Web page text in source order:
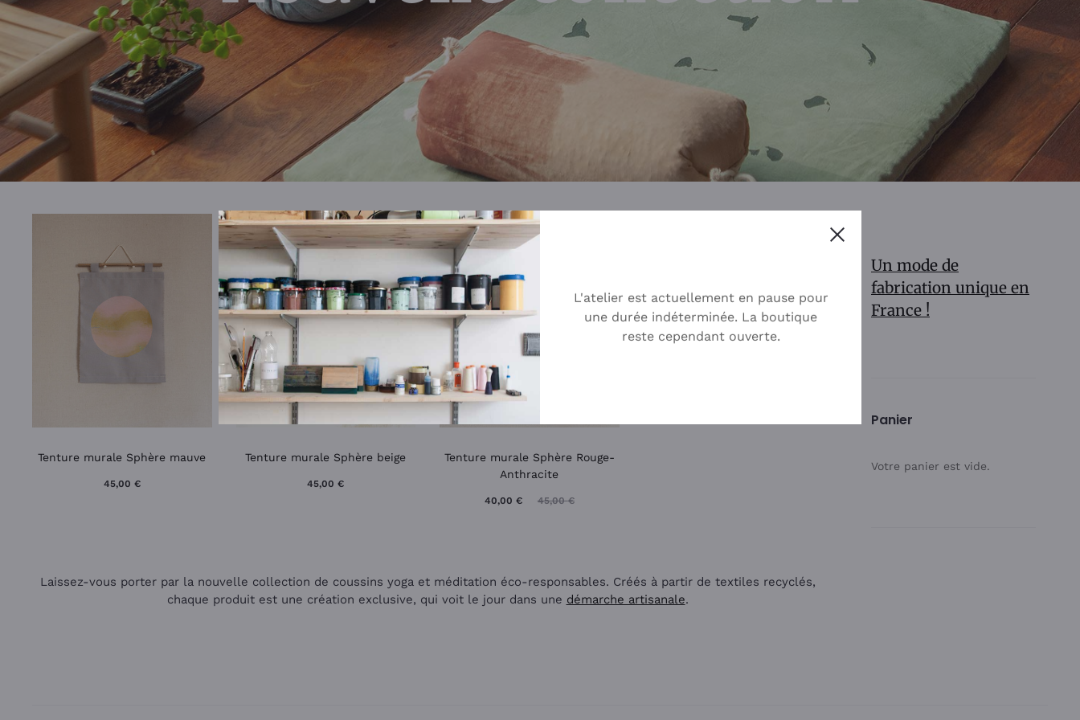
Tenture murale Sphère mauve
45,00 €
Tenture murale Sphère beige
45,00€
PROMOTION
Tenture murale Sphère Rouge-
Anthracite
45,00€
40,00 €
Laissez-vous porter par la nouvelle collection de coussins yoga et méditation éco-responsables. Créés à partir de textiles recyclés,
chaque produit est une création exclusive, qui voit le jour dans une démarche artisanale.
Un mode de
fabrication unique en
France !
Panier
Votre panier est vide.
L'atelier est actuellement en pause pour
une durée indéterminée. La boutique
reste cependant ouverte.